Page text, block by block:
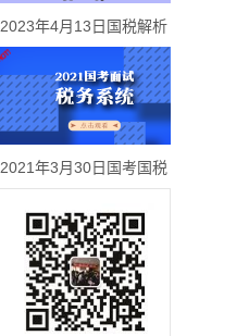
2023年4月13日国税解析
2021年3月30日国考国税